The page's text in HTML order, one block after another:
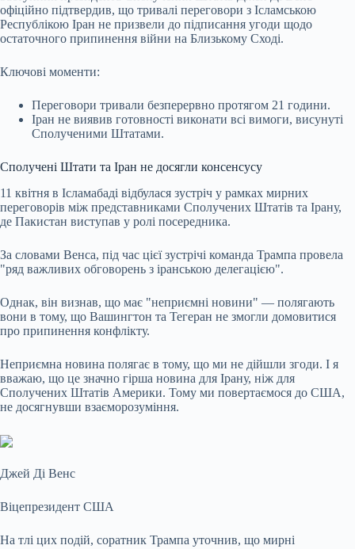
офіційно підтвердив, що тривалі переговори з Ісламською
Республікою Іран не призвели до підписання угоди щодо
остаточного припинення війни на Близькому Сході.
Ключові моменти:
Переговори тривали безперервно протягом 21 години.
Іран не виявив готовності виконати всі вимоги, висунуті
Сполученими Штатами.
Сполучені Штати та Іран не досягли консенсусу
11 квітня в Ісламабаді відбулася зустріч у рамках мирних
переговорів між представниками Сполучених Штатів та Ірану,
де Пакистан виступав у ролі посередника.
За словами Венса, під час цієї зустрічі команда Трампа провела
"ряд важливих обговорень з іранською делегацією".
Однак, він визнав, що має "неприємні новини" — полягають
вони в тому, що Вашингтон та Тегеран не змогли домовитися
про припинення конфлікту.
Неприємна новина полягає в тому, що ми не дійшли згоди. І я
вважаю, що це значно гірша новина для Ірану, ніж для
Сполучених Штатів Америки. Тому ми повертаємося до США,
не досягнувши взаєморозуміння.
Джей Ді Венс
Віцепрезидент США
На тлі цих подій, соратник Трампа уточнив, що мирні